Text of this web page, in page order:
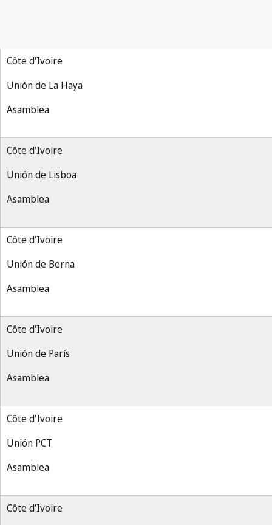
Côte d'Ivoire
Unión de La Haya
Asamblea
Côte d'Ivoire
Unión de Lisboa
Asamblea
Côte d'Ivoire
Unión de Berna
Asamblea
Côte d'Ivoire
Unión de París
Asamblea
Côte d'Ivoire
Unión PCT
Asamblea
Côte d'Ivoire